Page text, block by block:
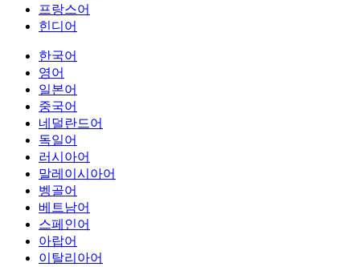
프랑스어
힌디어
한국어
영어
일본어
중국어
네덜란드어
독일어
러시아어
말레이시아어
벵골어
베트남어
스페인어
아랍어
이탈리아어